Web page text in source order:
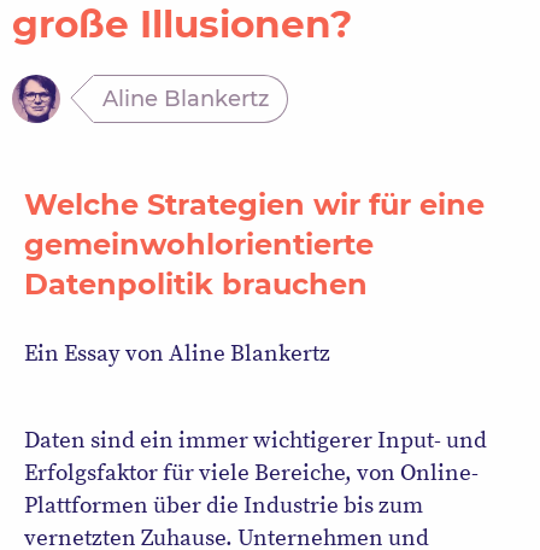
große Illusionen?
Aline Blankertz
Welche Strategien wir für eine
gemeinwohlorientierte
Datenpolitik brauchen
Ein Essay von Aline Blankertz
Daten sind ein immer wichtigerer Input- und
Erfolgsfaktor für viele Bereiche, von Online-
Plattformen über die Industrie bis zum
vernetzten Zuhause. Unternehmen und